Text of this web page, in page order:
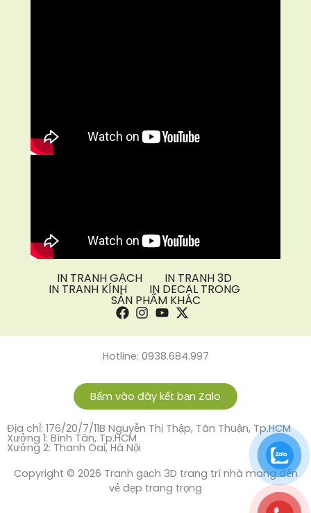
IN TRANH GẠCH IN TRANH 3D
IN TRANH KÍNH IN DECAL TRONG
SẢN PHẨM KHÁC
Hotline: 0938.684.997
Bấm vào đây kết bạn Zalo
Địa chỉ: 176/20/7/11B Nguyễn Thị Thập, Tân Thuận, Tp.HCM
Xưởng 1: Bình Tân, Tp.HCM
Xưởng 2: Thanh Oai, Hà Nội
Copyright © 2026 Tranh gạch 3D trang trí nhà mang đến
vẻ đẹp trang trọng